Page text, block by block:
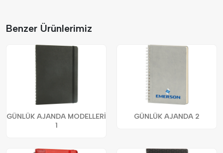
Benzer Ürünlerimiz
GÜNLÜK AJANDA MODELLERİ
1
GÜNLÜK AJANDA 2